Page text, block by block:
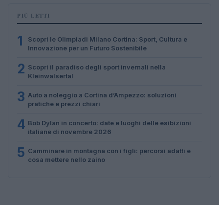
PIÙ LETTI
1
Scopri le Olimpiadi Milano Cortina: Sport, Cultura e
Innovazione per un Futuro Sostenibile
2 Scopri il paradiso degli sport invernali nella
Kleinwalsertal
3 Auto a noleggio a Cortina d’Ampezzo: soluzioni
pratiche e prezzi chiari
4 Bob Dylan in concerto: date e luoghi delle esibizioni
italiane di novembre 2026
5 Camminare in montagna con i figli: percorsi adatti e
cosa mettere nello zaino